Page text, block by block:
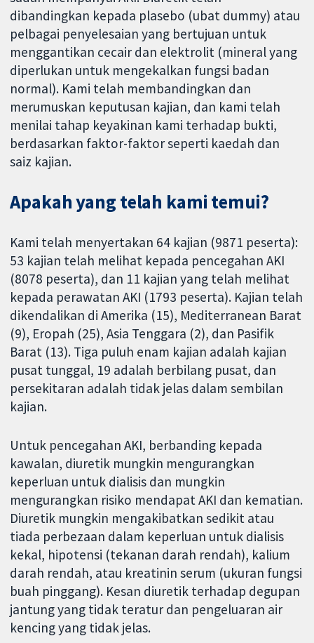
dibandingkan kepada plasebo (ubat dummy) atau
pelbagai penyelesaian yang bertujuan untuk
menggantikan cecair dan elektrolit (mineral yang
diperlukan untuk mengekalkan fungsi badan
normal). Kami telah membandingkan dan
merumuskan keputusan kajian, dan kami telah
menilai tahap keyakinan kami terhadap bukti,
berdasarkan faktor-faktor seperti kaedah dan
saiz kajian.
Apakah yang telah kami temui?
Kami telah menyertakan 64 kajian (9871 peserta):
53 kajian telah melihat kepada pencegahan AKI
(8078 peserta), dan 11 kajian yang telah melihat
kepada perawatan AKI (1793 peserta). Kajian telah
dikendalikan di Amerika (15), Mediterranean Barat
(9), Eropah (25), Asia Tenggara (2), dan Pasifik
Barat (13). Tiga puluh enam kajian adalah kajian
pusat tunggal, 19 adalah berbilang pusat, dan
persekitaran adalah tidak jelas dalam sembilan
kajian.
Untuk pencegahan AKI, berbanding kepada
kawalan, diuretik mungkin mengurangkan
keperluan untuk dialisis dan mungkin
mengurangkan risiko mendapat AKI dan kematian.
Diuretik mungkin mengakibatkan sedikit atau
tiada perbezaan dalam keperluan untuk dialisis
kekal, hipotensi (tekanan darah rendah), kalium
darah rendah, atau kreatinin serum (ukuran fungsi
buah pinggang). Kesan diuretik terhadap degupan
jantung yang tidak teratur dan pengeluaran air
kencing yang tidak jelas.